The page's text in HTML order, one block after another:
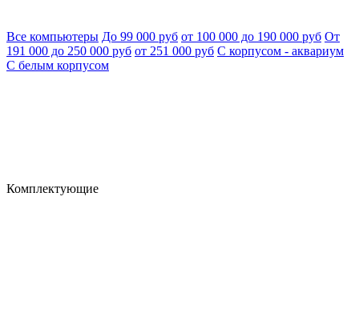
Все компьютеры До 99 000 руб от 100 000 до 190 000 руб От
191 000 до 250 000 руб от 251 000 руб С корпусом - аквариум
С белым корпусом
Комплектующие